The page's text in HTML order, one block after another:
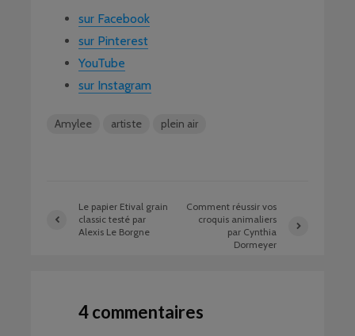
sur Facebook
sur Pinterest
YouTube
sur Instagram
Amylee artiste plein air
Le papier Etival grain
classic testé par
Alexis Le Borgne
Comment réussir vos
croquis animaliers
par Cynthia
Dormeyer
4 commentaires